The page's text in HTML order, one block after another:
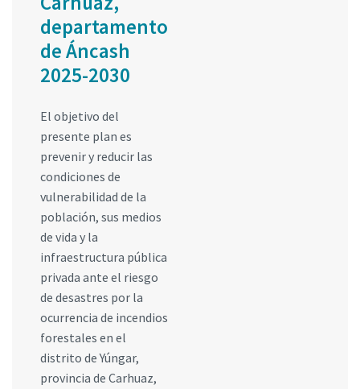
departamento
de Áncash
2025-2030
El objetivo del
presente plan es
prevenir y reducir las
condiciones de
vulnerabilidad de la
población, sus medios
de vida y la
infraestructura pública
privada ante el riesgo
de desastres por la
ocurrencia de incendios
forestales en el
distrito de Yúngar,
provincia de Carhuaz,